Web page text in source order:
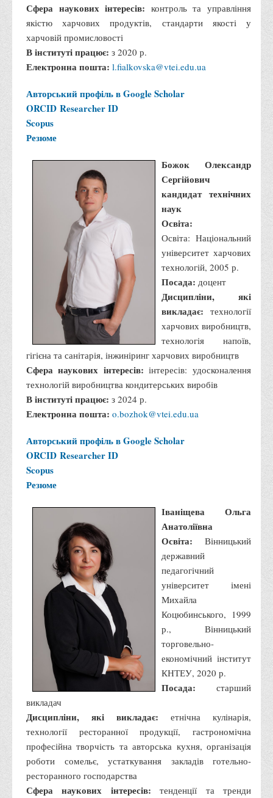
Сфера наукових інтересів: контроль та управління
якістю харчових продуктів, стандарти якості у
харчовій промисловості
В інституті працює: з 2020 р.
Електронна пошта: l.fialkovska@vtei.edu.ua
Авторський профіль в Google Scholar
ORCID Researcher ID
Scopus
Резюме
Божок Олександр
Сергійович
кандидат технічних
наук
Освіта:
Освіта: Національний
університет харчових
технологій, 2005 р.
Посада: доцент
Дисципліни, які
викладає: технології
харчових виробництв,
технологія напоїв,
гігієна та санітарія, інжиніринг харчових виробництв
Сфера наукових інтересів: інтересів: удосконалення
технологій виробництва кондитерських виробів
В інституті працює: з 2024 р.
Електронна пошта: o.bozhok@vtei.edu.ua
Авторський профіль в Google Scholar
ORCID Researcher ID
Scopus
Резюме
Іваніщева Ольга
Анатоліївна
Освіта: Вінницький
державний
педагогічний
університет імені
Михайла
Коцюбинського, 1999
р., Вінницький
торговельно-
економічний інститут
КНТЕУ, 2020 р.
Посада: старший
викладач
Дисципліни, які викладає: етнічна кулінарія,
технології ресторанної продукції, гастрономічна
професійна творчість та авторська кухня, організація
роботи сомельє, устаткування закладів готельно-
ресторанного господарства
Сфера наукових інтересів:тенденції та тренди